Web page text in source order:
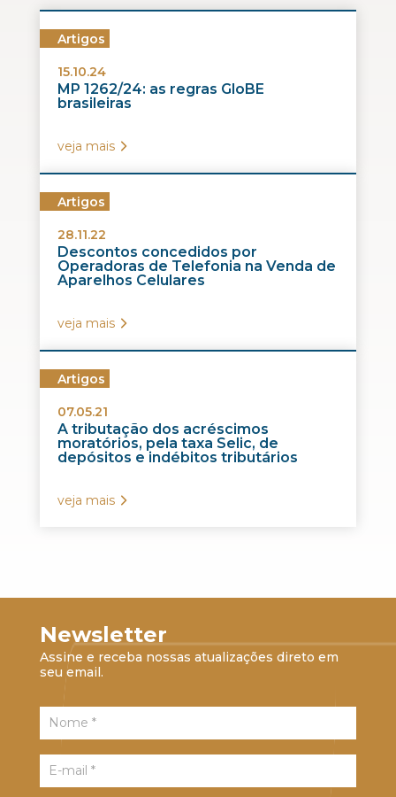
Artigos
15.10.24
MP 1262/24: as regras GloBE
brasileiras
veja mais
Artigos
28.11.22
Descontos concedidos por
Operadoras de Telefonia na Venda de
Aparelhos Celulares
veja mais
Artigos
07.05.21
A tributação dos acréscimos
moratórios, pela taxa Selic, de
depósitos e indébitos tributários
veja mais
Newsletter
Assine e receba nossas atualizações direto em
seu email.